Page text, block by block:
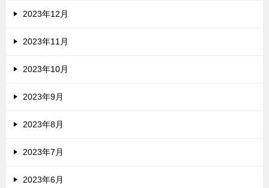
2023年12月
2023年11月
2023年10月
2023年9月
2023年8月
2023年7月
2023年6月